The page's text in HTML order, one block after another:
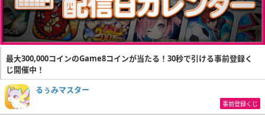
最大300,000コインのGame8コインが当たる！30秒で引ける事前登録く
じ開催中！
るぅみマスター
事前登録くじ